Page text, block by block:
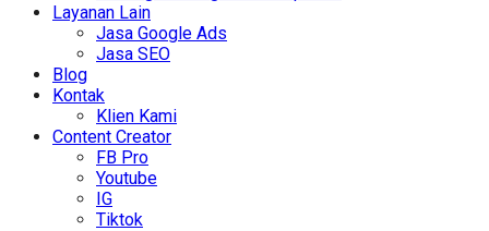
Layanan Lain
Jasa Google Ads
Jasa SEO
Blog
Kontak
Klien Kami
Content Creator
FB Pro
Youtube
IG
Tiktok